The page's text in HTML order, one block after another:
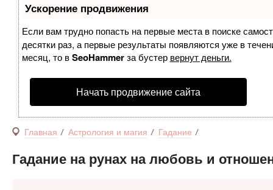
Ускорение продвижения
Если вам трудно попасть на первые места в поиске
десятки раз, а первые результаты появляются уже в
месяц, то вSeoHammerза бустер вернут деньги.
Начать продвижение сайта
Главная Астрология и магия Гадание
Гадание на рунах на любовь и